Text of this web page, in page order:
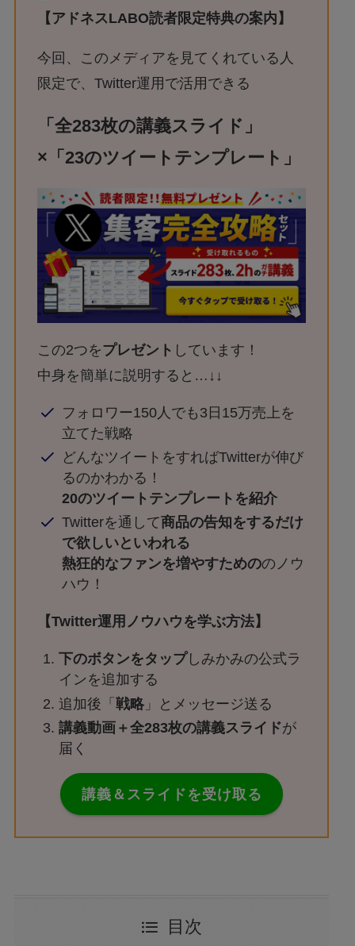
【アドネスLABO読者限定特典の案内】
今回、このメディアを見てくれている人
限定で、Twitter運用で活用できる
「全283枚の講義スライド」
×「23のツイートテンプレート」
この2つをプレゼント しています！
中身を簡単に説明すると…↓↓
フォロワー150人でも3日15万売上を
立てた戦略
どんなツイートをすればTwitterが伸び
るのかわかる！
20のツイートテンプレートを紹介
Twitterを通して商品の告知をするだけ
で欲しいといわれる
熱狂的なファンを増やすためののノウ
ハウ！
【Twitter運用ノウハウを学ぶ方法】
下のボタンをタップしみかみの公式ラ
インを追加する
追加後「 戦略」とメッセージ送る
講義動画＋全283枚の講義スライドが
届く
講義＆スライドを受け取る
目次